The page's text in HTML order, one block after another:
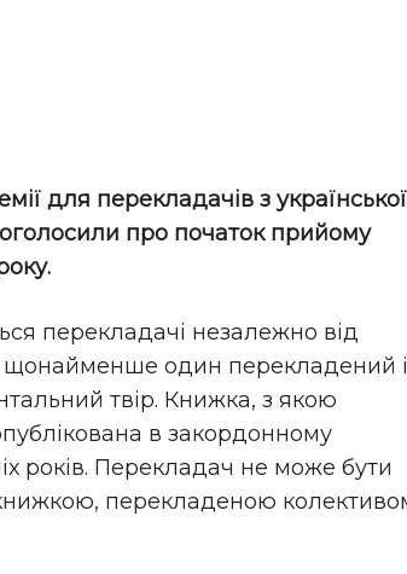
для перекладачів з української
про початок прийому
перекладачі незалежно від
щонайменше один перекладений і
твір. Книжка, з якою
в закордонному
років. Перекладач не може бути
перекладеною